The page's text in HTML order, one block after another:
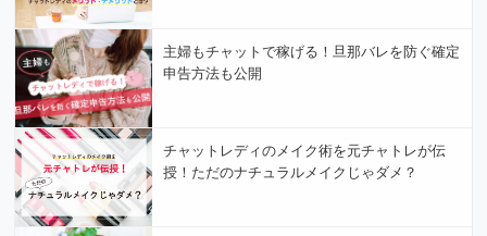
主婦もチャットで稼げる！旦那バレを防ぐ確定
申告方法も公開
チャットレディのメイク術を元チャトレが伝
授！ただのナチュラルメイクじゃダメ？